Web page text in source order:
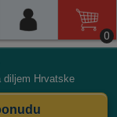
0
diljem Hrvatske